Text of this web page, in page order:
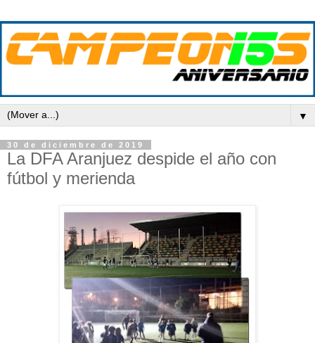
▼
30 de diciembre de 2019
La DFA Aranjuez despide el año con
fútbol y merienda